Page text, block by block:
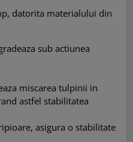
datorita materialului din
sub actiunea
miscarea tulpinii in
astfel stabilitatea
asigura o stabilitate